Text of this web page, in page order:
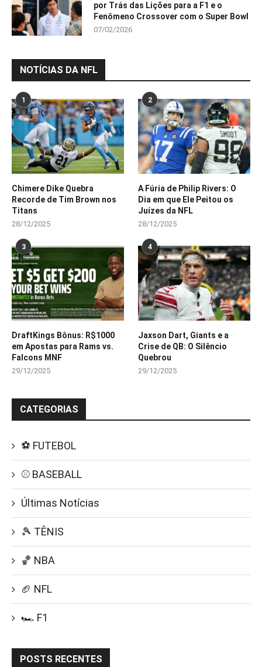
por Trás das Lições para a F1 e o
Fenômeno Crossover com o Super Bowl
07/02/2026
NOTÍCIAS DA NFL
1
Chimere Dike Quebra
Recorde de Tim Brown nos
Titans
28/12/2025
2
A Fúria de Philip Rivers: O
Dia em que Ele Peitou os
Juízes da NFL
28/12/2025
3
DraftKings Bônus: R$1000
em Apostas para Rams vs.
Falcons MNF
29/12/2025
4
Jaxson Dart, Giants e a
Crise de QB: O Silêncio
Quebrou
29/12/2025
CATEGORIAS
⚽ FUTEBOL
⚾ BASEBALL
Últimas Notícias
🎾 TÊNIS
🏀 NBA
🏈 NFL
🏎️ F1
POSTS RECENTES